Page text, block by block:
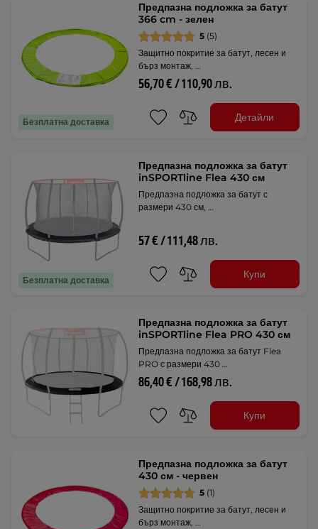
Безплатна доставка
Предпазна подложка за батут
366 cm - зелен
5 (5)
Защитно покритие за батут, лесен и
бърз монтаж, …
56,70 € / 110,90 лв.
Детайли
Безплатна доставка
Предпазна подложка за батут
inSPORTline Flea 430 см
Предпазна подложка за батут с
размери 430 см, …
57 € / 111,48 лв.
Купи
Предпазна подложка за батут
inSPORTline Flea PRO 430 см
Предпазна подложка за батут Flea
PRO с размери 430 …
86,40 € / 168,98 лв.
Купи
Предпазна подложка за батут
430 см - червен
5 (1)
Защитно покритие за батут, лесен и
бърз монтаж, …